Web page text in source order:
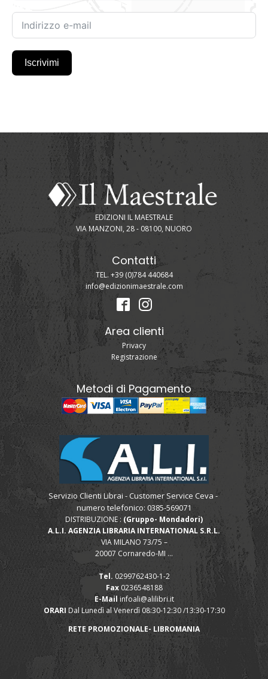
Iscrivimi
EDIZIONI IL MAESTRALE
VIA MANZONI, 28 - 08100, NUORO
Contatti
TEL. +39 (0)784 440684
info@edizionimaestrale.com
Area clienti
Privacy
Registrazione
Metodi di Pagamento
Servizio Clienti Librai - Customer Service Ceva -
numero telefonico: 0385-569071
DISTRIBUZIONE : (Gruppo- Mondadori)
A.L.I. AGENZIA LIBRARIA INTERNATIONAL S.R.L.
VIA MILANO 73/75 –
20007 Cornaredo-MI ...
Tel. 0299762430-1-2
Fax0236548188
E-Mail infoali@alilibri.it
ORARI Dal Lunedì al Venerdì 08:30-12:30 /13:30-17:30
RETE PROMOZIONALE- LIBROMANIA